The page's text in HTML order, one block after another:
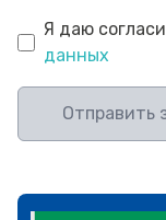
Я даю
данных
Отправить